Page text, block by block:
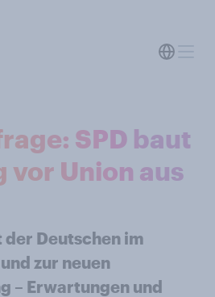
SPD baut
vor Union aus
Deutschen im
zur neuen
– Erwartungen und